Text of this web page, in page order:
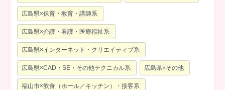
広島県×保育・教育・講師系
広島県×介護・看護・医療福祉系
広島県×インターネット・クリエイティブ系
広島県×CAD・SE・その他テクニカル系 広島県×その他
福山市×飲食（ホール／キッチン）・接客系